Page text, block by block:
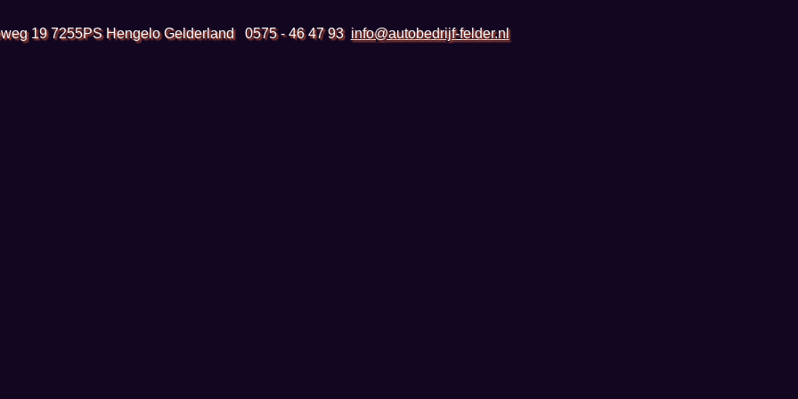
19 7255PS Hengelo Gelderland 0575 - 46 47 93 info@autobedrijf-felder.nl